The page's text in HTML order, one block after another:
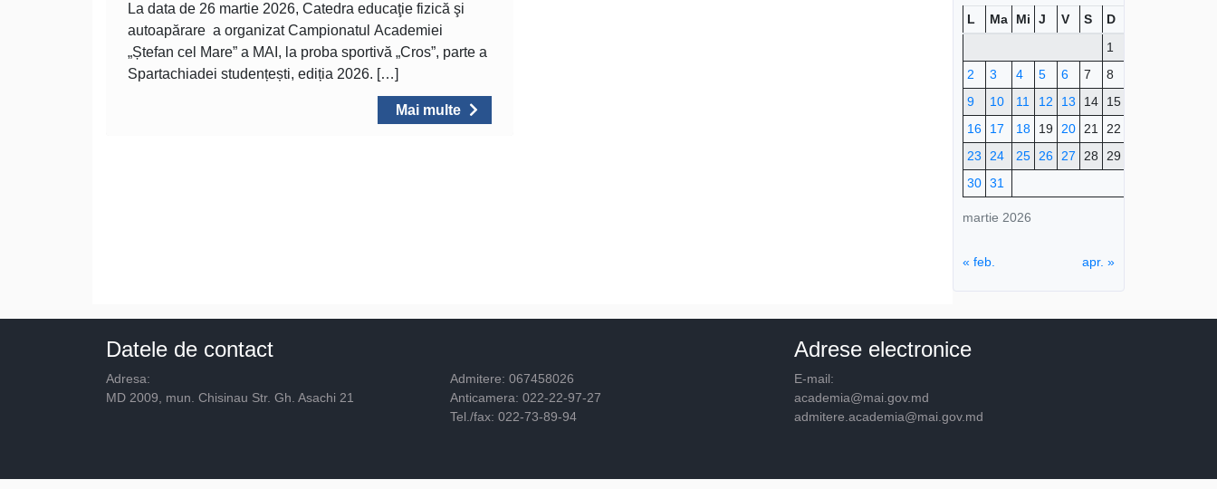
La data de 26 martie 2026, Catedra educaţie fizică şi
autoapărare a organizat Campionatul Academiei
„Ștefan cel Mare” a MAI, la proba sportivă „Cros”, parte a
Spartachiadei studențești, ediția 2026. […]
Mai multe
martie 2026
L Ma Mi J V S
D
1
2
3 4 5 6 7
8
9
10 11 12 13 14
15
16
17 18 19 20 21
22
23
24 25 26 27 28
29
30 31
« feb. apr. »
Datele de contact
Adresa:
MD 2009, mun. Chisinau Str. Gh. Asachi 21
Admitere: 067458026
Anticamera: 022-22-97-27
Tel./fax: 022-73-89-94
Adrese electronice
E-mail:
academia@mai.gov.md
admitere.academia@mai.gov.md